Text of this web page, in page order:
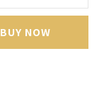
BUY NOW